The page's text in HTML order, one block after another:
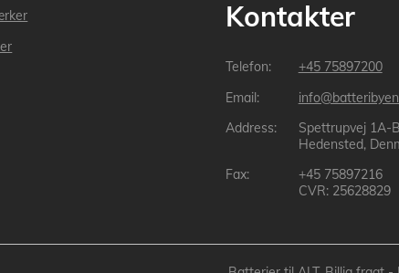
Kontakter
+45 75897200
Spettrupvej 1A-
Hedensted,
+45 75897216
CVR: 25628829